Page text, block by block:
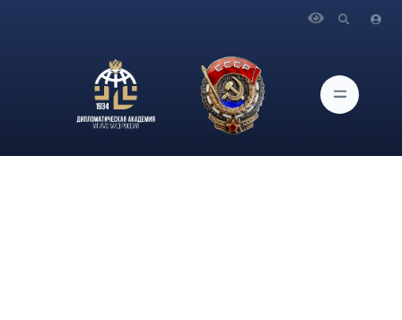
МИД России с юбилеем М.В.Захаровой